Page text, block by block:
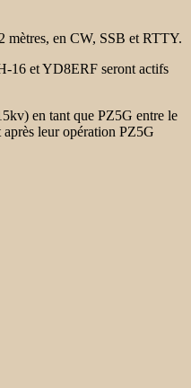
mètres, en CW, SSB et RTTY.
et YD8ERF seront actifs
en tant que PZ5G entre le
leur opération PZ5G